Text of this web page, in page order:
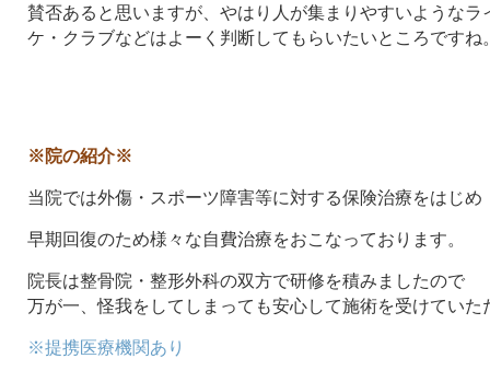
賛否あると思いますが、やはり人が集まりやすいようなラ
ケ・クラブなどはよーく判断してもらいたいところですね
※院の紹介※
当院では外傷・スポーツ障害等に対する保険治療をはじめ
早期回復のため様々な自費治療をおこなっております。
院長は整骨院・整形外科の双方で研修を積みましたので
万が一、怪我をしてしまっても安心して施術を受けていた
※提携医療機関あり